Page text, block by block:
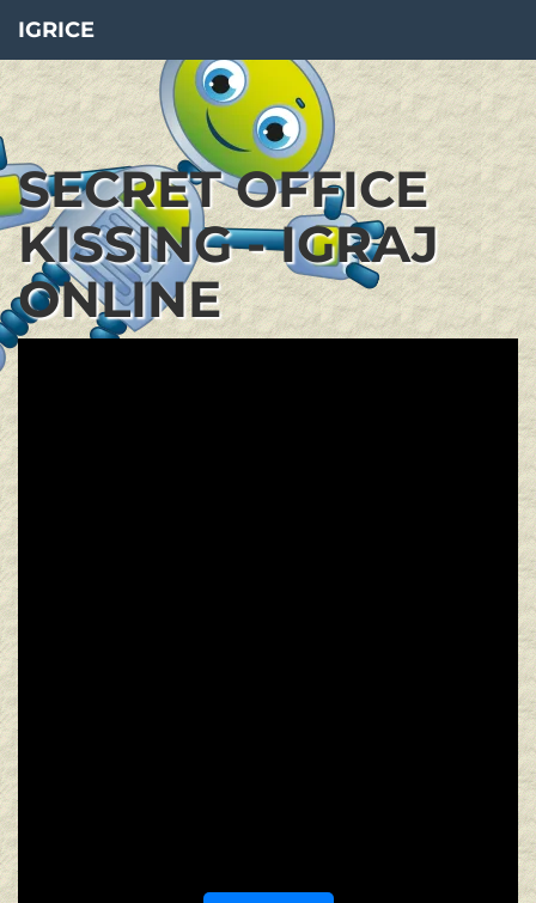
IGRICE
SECRET OFFICE
KISSING - IGRAJ
ONLINE